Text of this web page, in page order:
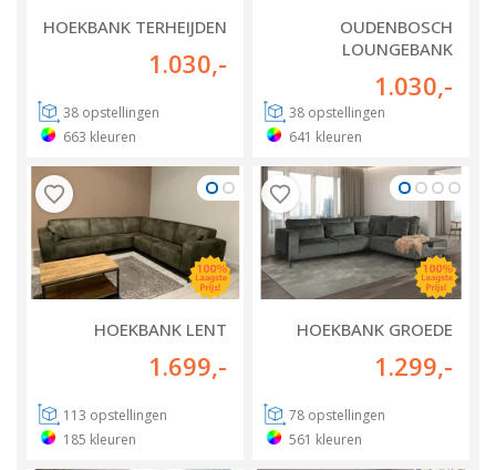
HOEKBANK TERHEIJDEN
1.030,-
38 opstellingen
663 kleuren
OUDENBOSCH
LOUNGEBANK
1.030,-
38 opstellingen
641 kleuren
HOEKBANK LENT
1.699,-
113 opstellingen
185 kleuren
HOEKBANK GROEDE
1.299,-
78 opstellingen
561 kleuren